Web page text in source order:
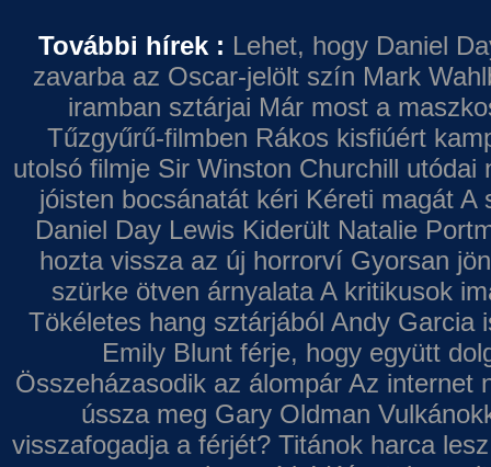
További hírek : Lehet, hogy Daniel
zavarba az Oscar-jelölt szín Mark
iramban sztárjai Már most a
Tűzgyűrű-filmben Rákos kisfiúért
utolsó filmje Sir Winston Churchill utódai
jóisten bocsánatát kéri Kéreti magát A
Daniel Day Lewis Kiderült Natalie
hozta vissza az új horrorví Gyorsan
szürke ötven árnyalata A kritikusok
Tökéletes hang sztárjából Andy Garcia
Emily Blunt férje, hogy együtt
Összeházasodik az álompár Az internet
ússza meg Gary Oldman
visszafogadja a férjét? Titánok harca